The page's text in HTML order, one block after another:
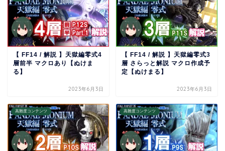
【 FF14 / 解説 】天獄編零式4
層前半 マクロあり【ぬけま
る】
2023年6月3日
【 FF14 / 解説 】天獄編零式3
層 さらっと解説 マクロ作成予
定【ぬけまる】
2023年6月3日
高難度コンテンツ 高難度コンテンツ